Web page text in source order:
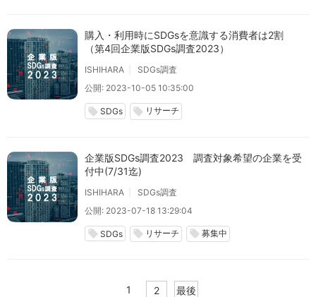
購入・利用時にSDGsを意識する消費者は2割
（第4回企業版SDGs調査2023）
ISHIHARA
SDGs調査
公開: 2023-10-05 10:35:00
local_offer SDGs local_offer リサーチ
企業版SDGs調査2023 調査対象希望の企業を受
付中(7/31迄)
ISHIHARA
SDGs調査
公開: 2023-07-18 13:29:04
local_offer SDGs local_offer リサーチ local_offer 募集中
1 2 最後